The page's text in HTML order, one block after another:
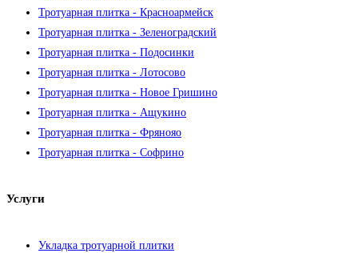
Тротуарная плитка - Красноармейск
Тротуарная плитка - Зеленоградский
Тротуарная плитка - Подосинки
Тротуарная плитка - Лотосово
Тротуарная плитка - Новое Гришино
Тротуарная плитка - Ащукино
Тротуарная плитка - Фрянояо
Тротуарная плитка - Софрино
Услуги
Укладка тротуарной плитки